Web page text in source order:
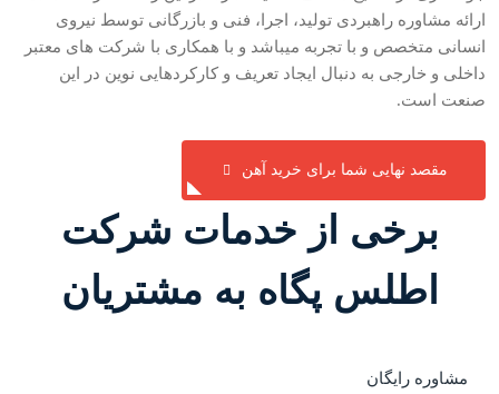
ارائه مشاوره راهبردی تولید، اجرا، فنی و بازرگانی توسط نیروی
انسانی متخصص و با تجربه میباشد و با همکاری با شرکت های معتبر
داخلی و خارجی به دنبال ایجاد تعریف و کارکردهایی نوین در این
صنعت است.
مقصد نهایی شما برای خرید آهن
برخی از خدمات شرکت
اطلس پگاه به مشتریان
مشاوره رایگان
مفتول گالوانیزه سرد
مفتول گالوانیزه گرم درجه یک